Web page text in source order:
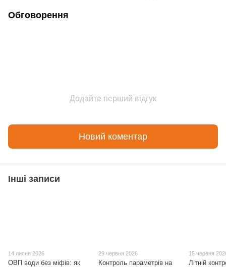
Обговорення
Додайте перший відгук
Новий коментар
Інші записи
14 липня 2026
ОВП води без міфів: як
29 червня 2026
Контроль параметрів на
15 червня
Літній